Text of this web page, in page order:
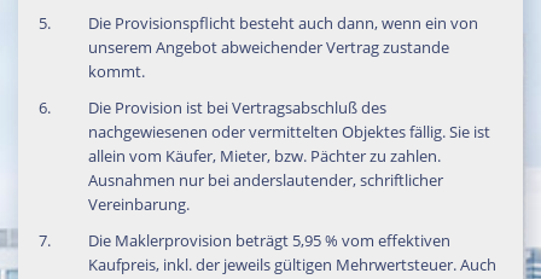
Die Provisionspflicht besteht auch dann, wenn ein von
unserem Angebot abweichender Vertrag zustande
kommt.
Die Provision ist bei Vertragsabschluß des
nachgewiesenen oder vermittelten Objektes fällig. Sie ist
allein vom Käufer, Mieter, bzw. Pächter zu zahlen.
Ausnahmen nur bei anderslautender, schriftlicher
Vereinbarung.
Die Maklerprovision beträgt 5,95 % vom effektiven
Kaufpreis, inkl. der jeweils gültigen Mehrwertsteuer. Auch